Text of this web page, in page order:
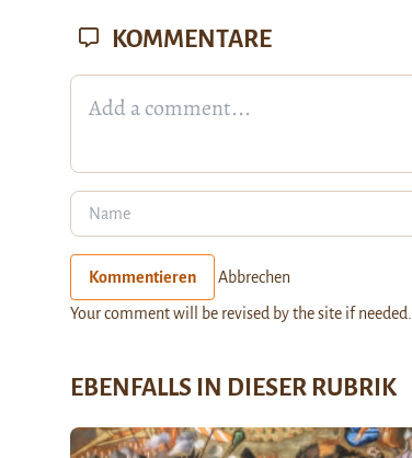
KOMMENTARE
Kommentieren Abbrechen
Your comment will be revised by the site if needed.
EBENFALLS IN DIESER RUBRIK